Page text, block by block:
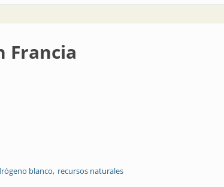
Francia
blanco recursos naturales